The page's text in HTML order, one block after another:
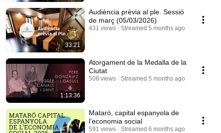
33:21
Audiència prèvia al ple. Sessió
de març (05/03/2026)
431 views Streamed 5 months ago
1:13:36
Atorgament de la Medalla de la
Ciutat
508 views Streamed 5 months ago
Mataró, capital espanyola de
l’economia social
591 views Streamed 6 months ago